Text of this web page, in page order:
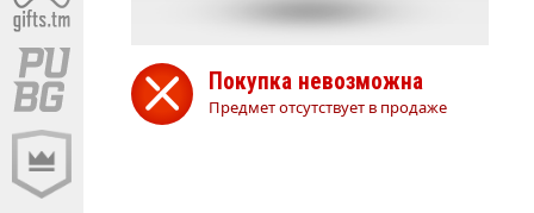
Покупка невозможна
Предмет отсутствует в продаже